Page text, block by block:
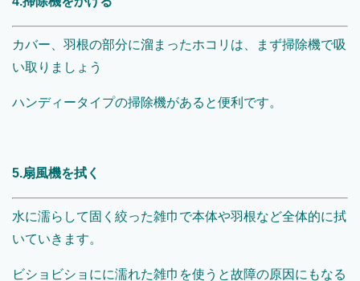
カバー、羽根の部分に溜まったホコリは、まず掃除機で吸
い取りましょう
ハンディータイプの掃除機があると便利です。
5.扇風機を拭く
水に濡らして固く絞った雑巾で本体や羽根など全体的に拭
いていきます。
ビショビショにに濡れた雑巾を使うと故障の原因にもなる